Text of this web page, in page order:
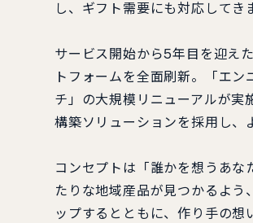
し、ギフト需要にも対応してき
サービス開始から5年目を迎え
トフォームを全面刷新。「エ
チ」の大規模リニューアルが実
構築ソリューションを採用し、
コンセプトは「誰かを想うあな
たりな地域産品が見つかるよ
ップするとともに、作り手の想